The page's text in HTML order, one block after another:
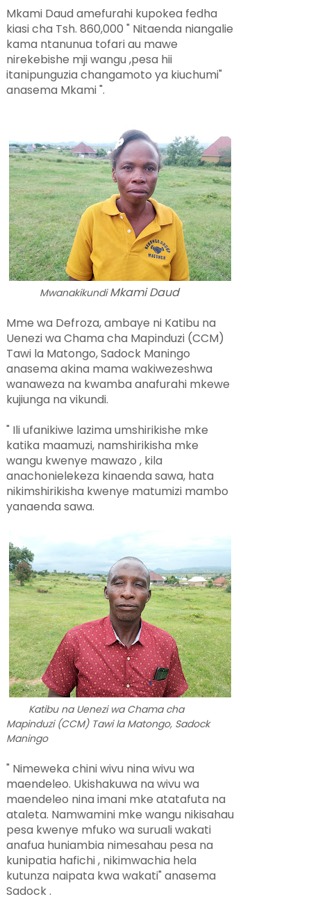
Mkami Daud amefurahi kupokea fedha
kiasi cha Tsh. 860,000 " Nitaenda niangalie
kama ntanunua tofari au mawe
nirekebishe mji wangu ,pesa hii
itanipunguzia changamoto ya kiuchumi"
anasema Mkami ".
MwanakikundiMkami Daud
Mme wa Defroza, ambaye ni Katibu na
Uenezi wa Chama cha Mapinduzi (CCM)
Tawi la Matongo, Sadock Maningo
anasema akina mama wakiwezeshwa
wanaweza na kwamba anafurahi mkewe
kujiunga na vikundi.
" Ili ufanikiwe lazima umshirikishe mke
katika maamuzi, namshirikisha mke
wangu kwenye mawazo , kila
anachonielekeza kinaenda sawa, hata
nikimshirikisha kwenye matumizi mambo
yanaenda sawa.
Katibu na Uenezi wa Chama cha
Mapinduzi (CCM) Tawi la Matongo, Sadock
Maningo
" Nimeweka chini wivu nina wivu wa
maendeleo. Ukishakuwa na wivu wa
maendeleo nina imani mke atatafuta na
ataleta. Namwamini mke wangu nikisahau
pesa kwenye mfuko wa suruali wakati
anafua huniambia nimesahau pesa na
kunipatia hafichi , nikimwachia hela
kutunza naipata kwa wakati" anasema
Sadock .